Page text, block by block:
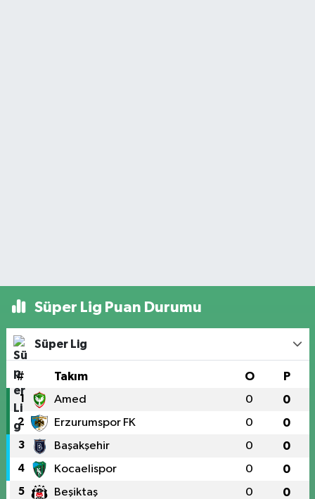
Süper Lig Puan Durumu
Süper Lig
# Takım O P
1 Amed 0 0
2 Erzurumspor FK 0 0
3 Başakşehir 0 0
4 Kocaelispor 0 0
5 Beşiktaş 0 0